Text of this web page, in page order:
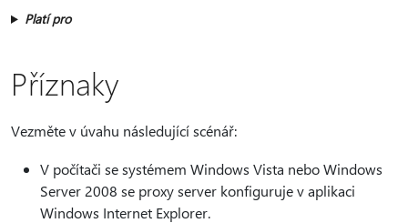
Platí pro
Příznaky
Vezměte v úvahu následující scénář:
V počítači se systémem Windows Vista nebo Windows
Server 2008 se proxy server konfiguruje v aplikaci
Windows Internet Explorer.